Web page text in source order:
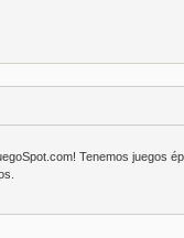
Tenemos juegos